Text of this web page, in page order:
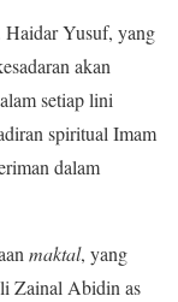
Yusuf, yang
akan
setiap lini
spiritual Imam
dalam
maktal, yang
Zainal Abidin as